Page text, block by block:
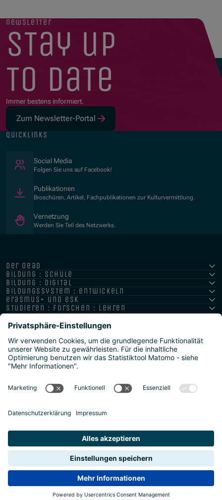
newsletter
stay up
to date
Immer bestens informiert.
Zum Newsletter-Portal
quicklinks
Social Media
Folgen Sie uns auf Facebook!
Publikationen
Broschüren, Artikel, Fachpublikationen zur Kulturvermittlung.
Vernetzung
Werden Sie Teil des Netzwerks.
der oead
bildung : schule
bildung : digital
bildungssystem : entwickeln
erasmus+ und esk
studieren : forschen : lehren
hochschule : strategie : international
2026 | Agentur für Bildung und Internationalisierung
Datenschutz
Meldestelle/Hinweisgeber
Sitemap